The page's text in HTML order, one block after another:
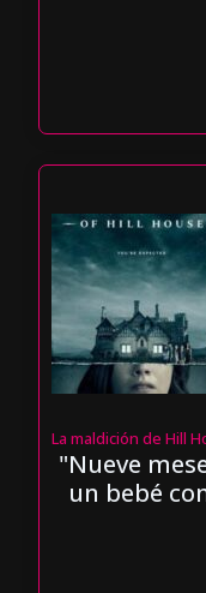
La maldición de Hill
"Nueve
un bebé